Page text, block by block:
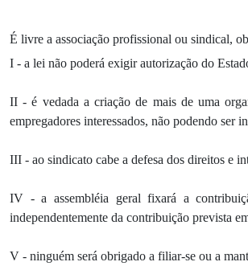
É livre a associação profissional ou sindical,
I - a lei não poderá exigir autorização do
II - é vedada a criação de mais de uma
empregadores interessados, não podendo ser
III - ao sindicato cabe a defesa dos direitos e
IV - a assembléia geral fixará a
independentemente da contribuição prevista
V - ninguém será obrigado a filiar-se ou a